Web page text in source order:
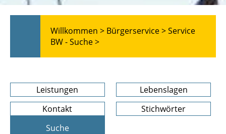
Willkommen > Bürgerservice >Service
BW - Suche >
Leistungen
Lebenslagen
Kontakt
Stichwörter
Suche